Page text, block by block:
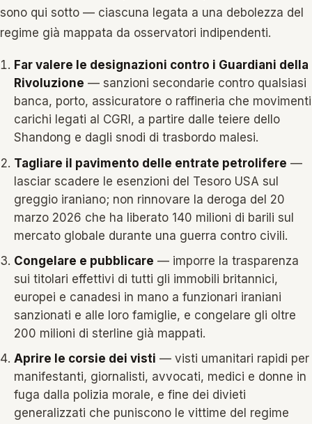
sono qui sotto — ciascuna legata a una debolezza del
regime già mappata da osservatori indipendenti.
Far valere le designazioni contro i Guardiani della
Rivoluzione — sanzioni secondarie contro qualsiasi
banca, porto, assicuratore o raffineria che movimenti
carichi legati al CGRI, a partire dalle teiere dello
Shandong e dagli snodi di trasbordo malesi.
Tagliare il pavimento delle entrate petrolifere —
lasciar scadere le esenzioni del Tesoro USA sul
greggio iraniano; non rinnovare la deroga del 20
marzo 2026 che ha liberato 140 milioni di barili sul
mercato globale durante una guerra contro civili.
Congelare e pubblicare — imporre la trasparenza
sui titolari effettivi di tutti gli immobili britannici,
europei e canadesi in mano a funzionari iraniani
sanzionati e alle loro famiglie, e congelare gli oltre
200 milioni di sterline già mappati.
Aprire le corsie dei visti — visti umanitari rapidi per
manifestanti, giornalisti, avvocati, medici e donne in
fuga dalla polizia morale, e fine dei divieti
generalizzati che puniscono le vittime del regime